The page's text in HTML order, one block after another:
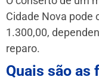
Cidade Nova pode
1.300,00,
reparo.
Quais são as